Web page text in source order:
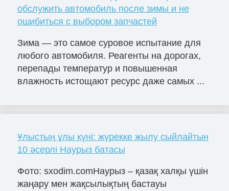
обслужить автомобиль после зимы и не
ошибиться с выбором запчастей
Зима — это самое суровое испытание для
любого автомобиля. Реагенты на дорогах,
перепады температур и повышенная
влажность истощают ресурс даже самых ...
Ұлыстың ұлы күні: жүрекке жылу сыйлайтын
10 әсерлі Наурыз батасы
Фото: sxodim.comНаурыз – қазақ халқы үшін
жаңару мен жақсылықтың бастауы